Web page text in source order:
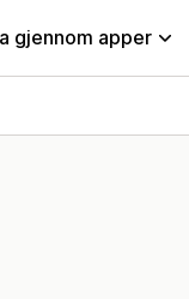
gjennom apper